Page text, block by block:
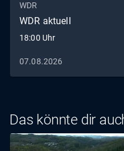
WDR
WDR aktuell
18:00 Uhr
07.08.2026
Das könnte dir